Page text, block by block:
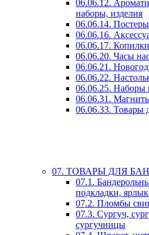
06.06.12.
наборы, изделия
06.06.14. Постеры
06.06.16.
06.06.17. Копилки
06.06.20. Часы
06.06.21.
06.06.22.
06.06.25. Наборы
06.06.31.
06.06.33. Товары
07. ТОВАРЫ ДЛЯ
07.1.
подкладки,
07.2. Пломбы
07.3. Сургуч,
сургучницы